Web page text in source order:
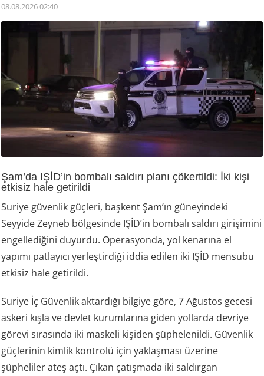
08.08.2026 02:40
Şam’da IŞİD’in bombalı saldırı planı çökertildi: İki kişi
etkisiz hale getirildi
Suriye güvenlik güçleri, başkent Şam’ın güneyindeki
Seyyide Zeyneb bölgesinde IŞİD’in bombalı saldırı girişimini
engellediğini duyurdu. Operasyonda, yol kenarına el
yapımı patlayıcı yerleştirdiği iddia edilen iki IŞİD mensubu
etkisiz hale getirildi.
Suriye İç Güvenlik aktardığı bilgiye göre, 7 Ağustos gecesi
askeri kışla ve devlet kurumlarına giden yollarda devriye
görevi sırasında iki maskeli kişiden şüphelenildi. Güvenlik
güçlerinin kimlik kontrolü için yaklaşması üzerine
şüpheliler ateş açtı. Çıkan çatışmada iki saldırgan